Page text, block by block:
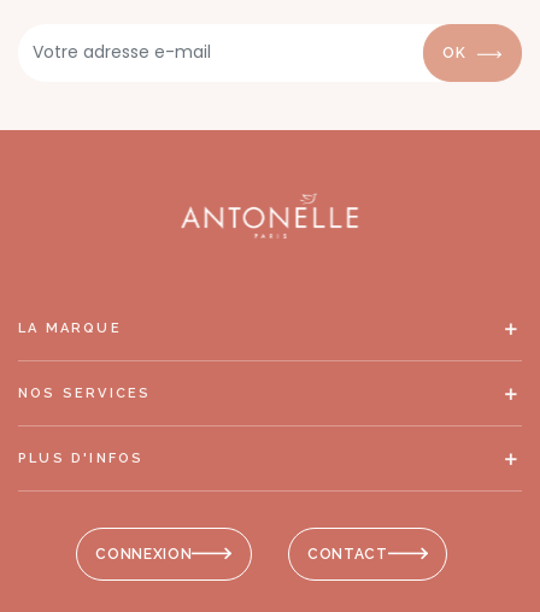
OK
CONNEXION CONTACT
LA MARQUE
NOS SERVICES
PLUS D'INFOS